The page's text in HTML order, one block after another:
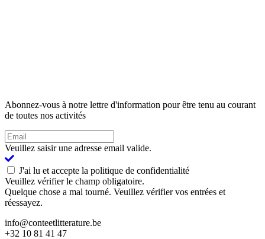
Abonnez-vous à notre lettre d'information pour être tenu au courant
de toutes nos activités
Veuillez saisir une adresse email valide.
J'ai lu et accepte la politique de confidentialité
Veuillez vérifier le champ obligatoire.
Quelque chose a mal tourné. Veuillez vérifier vos entrées et
réessayez.
info@conteetlitterature.be
+32 10 81 41 47